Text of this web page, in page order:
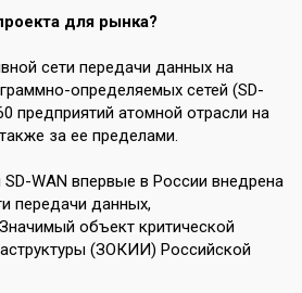
для рынка?
сети передачи данных на
определяемых сетей (SD-
предприятий атомной отрасли на
за ее пределами.
SD-WAN впервые в России внедрена
передачи данных,
объект критической
(ЗОКИИ) Российской